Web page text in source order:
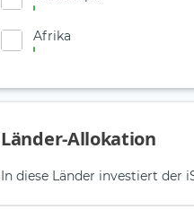
Afrika
Länder-Allokation
In diese Länder investiert der